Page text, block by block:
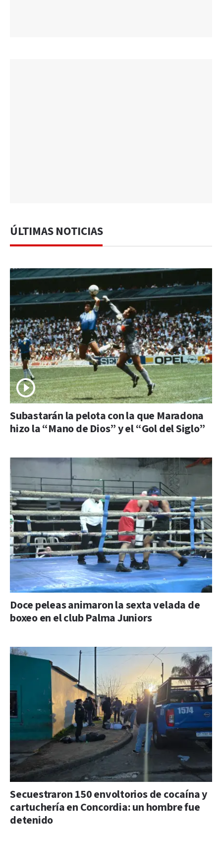
ÚLTIMAS NOTICIAS
Subastarán la pelota con la que Maradona
hizo la “Mano de Dios” y el “Gol del Siglo”
Doce peleas animaron la sexta velada de
boxeo en el club Palma Juniors
Secuestraron 150 envoltorios de cocaína y
cartuchería en Concordia: un hombre fue
detenido